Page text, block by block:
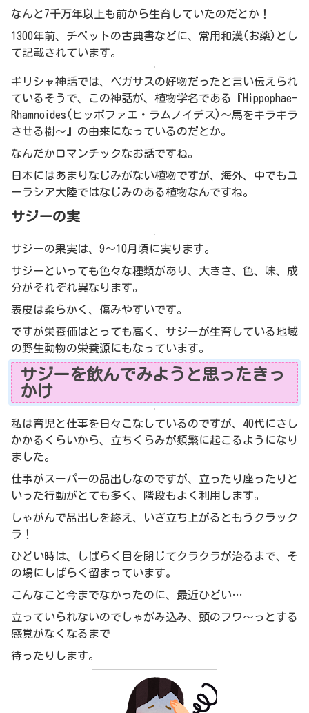
なんと7千万年以上も前から生育していたのだとか！
1300年前、チベットの古典書などに、常用和漢(お薬)とし
て記載されています。
ギリシャ神話では、ペガサスの好物だったと言い伝えられ
ているそうで、この神話が、植物学名である『Hippophae-
Rhamnoides(ヒッポファエ・ラムノイデス)〜馬をキラキラ
させる樹〜』の由来になっているのだとか。
なんだかロマンチックなお話ですね。
日本にはあまりなじみがない植物ですが、海外、中でもユ
ーラシア大陸ではなじみのある植物なんですね。
サジーの実
サジーの果実は、9〜10月頃に実ります。
サジーといっても色々な種類があり、大きさ、色、味、成
分がそれぞれ異なります。
表皮は柔らかく、傷みやすいです。
ですが栄養価はとっても高く、サジーが生育している地域
の野生動物の栄養源にもなっています。
サジーを飲んでみようと思ったきっ
かけ
私は育児と仕事を日々こなしているのですが、40代にさし
かかるくらいから、立ちくらみが頻繁に起こるようになり
ました。
仕事がスーパーの品出しなのですが、立ったり座ったりと
いった行動がとても多く、階段もよく利用します。
しゃがんで品出しを終え、いざ立ち上がるともうクラック
ラ！
ひどい時は、しばらく目を閉じてクラクラが治るまで、そ
の場にしばらく留まっています。
こんなこと今までなかったのに、最近ひどい…
立っていられないのでしゃがみ込み、頭のフワ〜っとする
感覚がなくなるまで
待ったりします。